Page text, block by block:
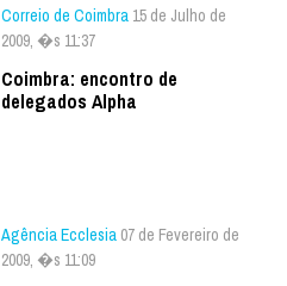
Correio de Coimbra 15 de Julho de
2009, �s 11:37
Coimbra: encontro de
delegados Alpha
Agência Ecclesia 07 de Fevereiro de
2009, �s 11:09